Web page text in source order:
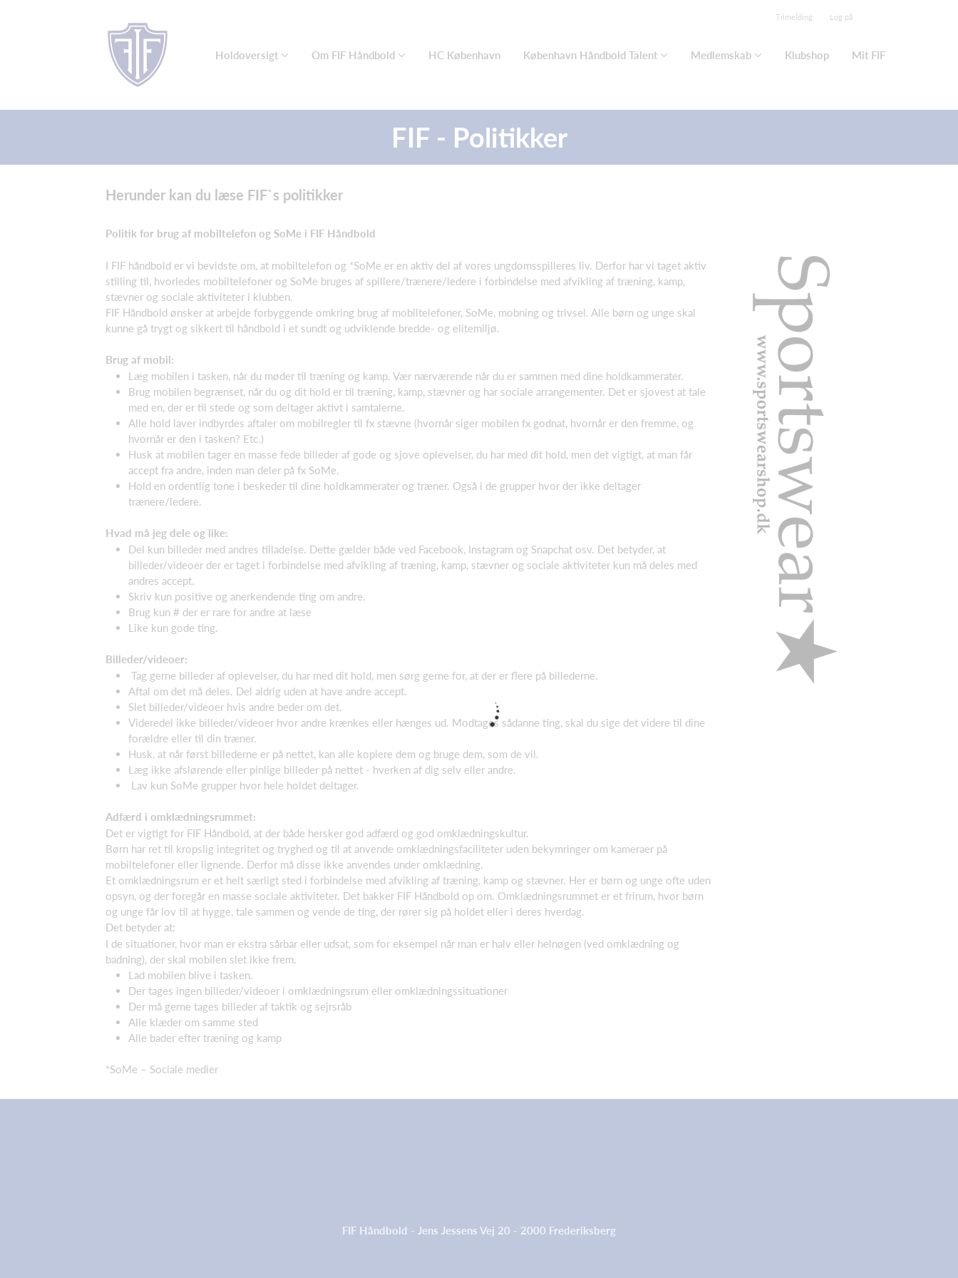
Tilmelding Log på
Holdoversigt Om FIF Håndbold HC København København Håndbold Talent Medlemskab Klubshop Mit FIF
FIF - Politikker
Herunder kan du læse FIF`s politikker
Politik for brug af mobiltelefon og SoMe i FIF Håndbold
I FIF håndbold er vi bevidste om, at mobiltelefon og *SoMe er en aktiv del af vores ungdomsspilleres liv. Derfor har vi taget aktiv
stilling til, hvorledes mobiltelefoner og SoMe bruges af spillere/trænere/ledere i forbindelse med afvikling af træning, kamp,
stævner og sociale aktiviteter i klubben.
FIF Håndbold ønsker at arbejde forbyggende omkring brug af mobiltelefoner, SoMe, mobning og trivsel. Alle børn og unge skal
kunne gå trygt og sikkert til håndbold i et sundt og udviklende bredde- og elitemiljø.
Brug af mobil:
Læg mobilen i tasken, når du møder til træning og kamp. Vær nærværende når du er sammen med dine holdkammerater.
Brug mobilen begrænset, når du og dit hold er til træning, kamp, stævner og har sociale arrangementer. Det er sjovest at tale
med en, der er til stede og som deltager aktivt i samtalerne.
Alle hold laver indbyrdes aftaler om mobilregler til fx stævne (hvornår siger mobilen fx godnat, hvornår er den fremme, og
hvornår er den i tasken? Etc.)
Husk at mobilen tager en masse fede billeder af gode og sjove oplevelser, du har med dit hold, men det vigtigt, at man får
accept fra andre, inden man deler på fx SoMe.
Hold en ordentlig tone i beskeder til dine holdkammerater og træner. Også i de grupper hvor der ikke deltager
trænere/ledere.
Hvad må jeg dele og like:
Del kun billeder med andres tilladelse. Dette gælder både ved Facebook, Instagram og Snapchat osv. Det betyder, at
billeder/videoer der er taget i forbindelse med afvikling af træning, kamp, stævner og sociale aktiviteter kun må deles med
andres accept.
Skriv kun positive og anerkendende ting om andre.
Brug kun # der er rare for andre at læse
Like kun gode ting.
Billeder/videoer:
Tag gerne billeder af oplevelser, du har med dit hold, men sørg gerne for, at der er flere på billederne.
Aftal om det må deles. Del aldrig uden at have andre accept.
Slet billeder/videoer hvis andre beder om det.
Videredel ikke billeder/videoer hvor andre krænkes eller hænges ud. Modtages sådanne ting, skal du sige det videre til dine
forældre eller til din træner.
Husk, at når først billederne er på nettet, kan alle kopiere dem og bruge dem, som de vil.
Læg ikke afslørende eller pinlige billeder på nettet - hverken af dig selv eller andre.
Lav kun SoMe grupper hvor hele holdet deltager.
Adfærd i omklædningsrummet:
Det er vigtigt for FIF Håndbold, at der både hersker god adfærd og god omklædningskultur.
Børn har ret til kropslig integritet og tryghed og til at anvende omklædningsfaciliteter uden bekymringer om kameraer på
mobiltelefoner eller lignende. Derfor må disse ikke anvendes under omklædning.
Et omklædningsrum er et helt særligt sted i forbindelse med afvikling af træning, kamp og stævner. Her er børn og unge ofte uden
opsyn, og der foregår en masse sociale aktiviteter. Det bakker FIF Håndbold op om. Omklædningsrummet er et frirum, hvor børn
og unge får lov til at hygge, tale sammen og vende de ting, der rører sig på holdet eller i deres hverdag.
Det betyder at:
I de situationer, hvor man er ekstra sårbar eller udsat, som for eksempel når man er halv eller helnøgen (ved omklædning og
badning), der skal mobilen slet ikke frem.
Lad mobilen blive i tasken.
Der tages ingen billeder/videoer i omklædningsrum eller omklædningssituationer
Der må gerne tages billeder af taktik og sejrsråb
Alle klæder om samme sted
Alle bader efter træning og kamp
*SoMe – Sociale medier
FIF Håndbold - Jens Jessens Vej 20 - 2000 Frederiksberg